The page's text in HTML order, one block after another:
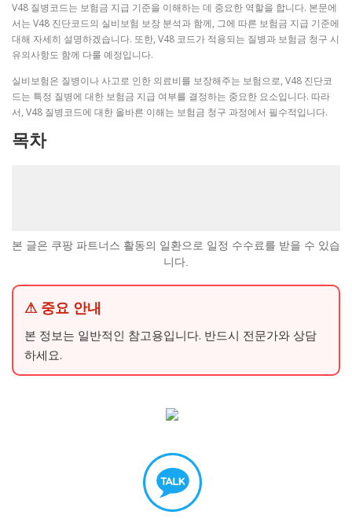
V48 질병코드는 보험금 지급 기준을 이해하는 데 중요한 역할을 합니다. 본문에
서는 V48 진단코드의 실비보험 보장 분석과 함께, 그에 따른 보험금 지급 기준에
대해 자세히 설명하겠습니다. 또한, V48 코드가 적용되는 질병과 보험금 청구 시
유의사항도 함께 다룰 예정입니다.
실비보험은 질병이나 사고로 인한 의료비를 보장해주는 보험으로, V48 진단코
드는 특정 질병에 대한 보험금 지급 여부를 결정하는 중요한 요소입니다. 따라
서, V48 질병코드에 대한 올바른 이해는 보험금 청구 과정에서 필수적입니다.
목차
본 글은 쿠팡 파트너스 활동의 일환으로 일정 수수료를 받을 수 있습
니다.
⚠ 중요 안내
본 정보는 일반적인 참고용입니다. 반드시 전문가와 상담
하세요.